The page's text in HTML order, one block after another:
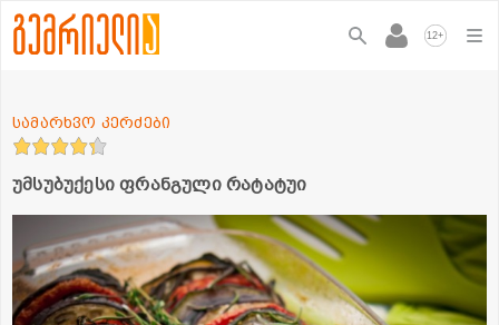
12+
უმსუბუქესი ფრანგული რატატუი
სამარხვო კერძები